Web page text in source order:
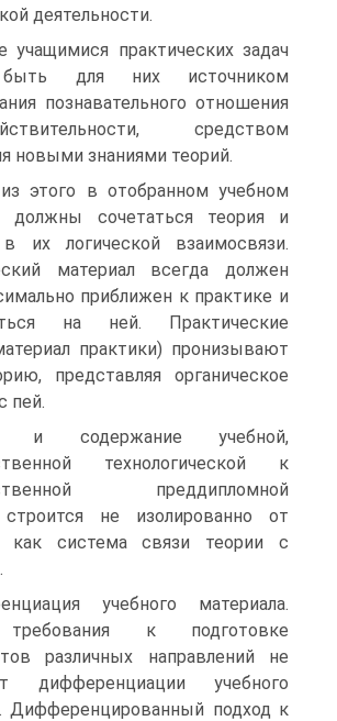
деятельности.
учащимися практических задач
для них источником
познавательного отношения
средством
новыми знаниями теорий.
этого в отобранном учебном
должны сочетаться теория и
в их логической взаимосвязи.
материал всегда должен
приближен к практике и
на ней. Практические
практики) пронизывают
представляя органическое
пей.
и содержание учебной,
технологической к
преддипломной
строится не изолированно от
как система связи теории с
учебного материала.
к подготовке
различных направлений не
дифференциации учебного
Дифференцированный подход к